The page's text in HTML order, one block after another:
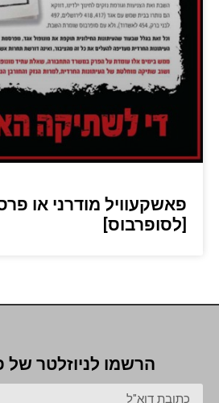
פאשקעוויל מודרני או
[לסופרבוס]
הרשמו לניוזלטר של